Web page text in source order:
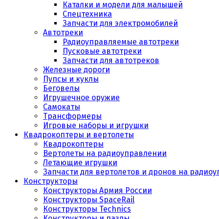
Каталки и модели для малышей
Спецтехника
Запчасти для электромобилей
Автотреки
Радиоуправляемые автотреки
Пусковые автотреки
Запчасти для автотреков
Железные дороги
Пупсы и куклы
Беговелы
Игрушечное оружие
Самокаты
Трансформеры
Игровые наборы и игрушки
Квадрокоптеры и вертолеты
Квадрокоптеры
Вертолеты на радиоуправлении
Летающие игрушки
Запчасти для вертолетов и дронов на
Конструкторы
Конструкторы Армия России
Конструкторы SpaceRail
Конструкторы Technics